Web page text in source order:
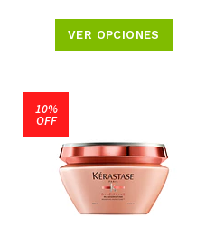
VER OPCIONES
10%
OFF